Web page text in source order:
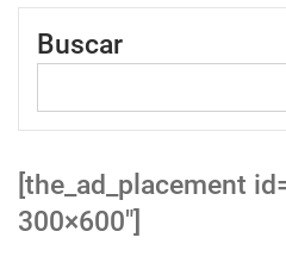
Buscar
[the_ad_placement
300×600″]